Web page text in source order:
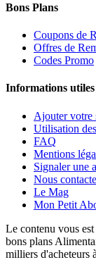
Bons Plans
Coupons de
Offres de
Codes Promo
Informations utiles
Ajouter votre
Utilisation
FAQ
Mentions
Signaler une
Nous
Le Mag
Mon Petit
Le contenu vous
bons plans
milliers d'acheteurs